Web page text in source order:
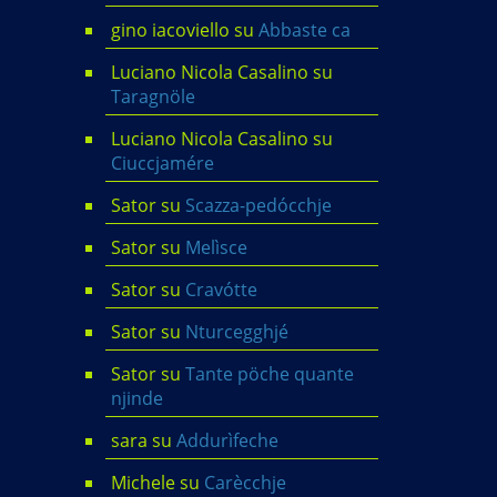
gino iacoviello su Abbaste ca
Luciano Nicola Casalino su
Taragnöle
Luciano Nicola Casalino su
Ciuccjamére
Satorsu Scazza-pedócchje
Satorsu Melìsce
Satorsu Cravótte
Satorsu Nturcegghjé
Satorsu Tante pöche quante
njinde
sara su Addurìfeche
Michelesu Carècchje